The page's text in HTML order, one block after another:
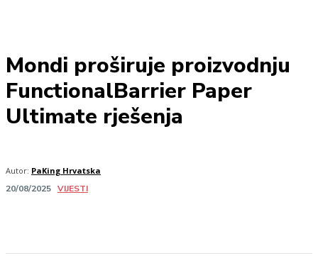
Mondi proširuje proizvodnju
FunctionalBarrier Paper
Ultimate rješenja
Autor: PaKing Hrvatska
20/08/2025 VIJESTI